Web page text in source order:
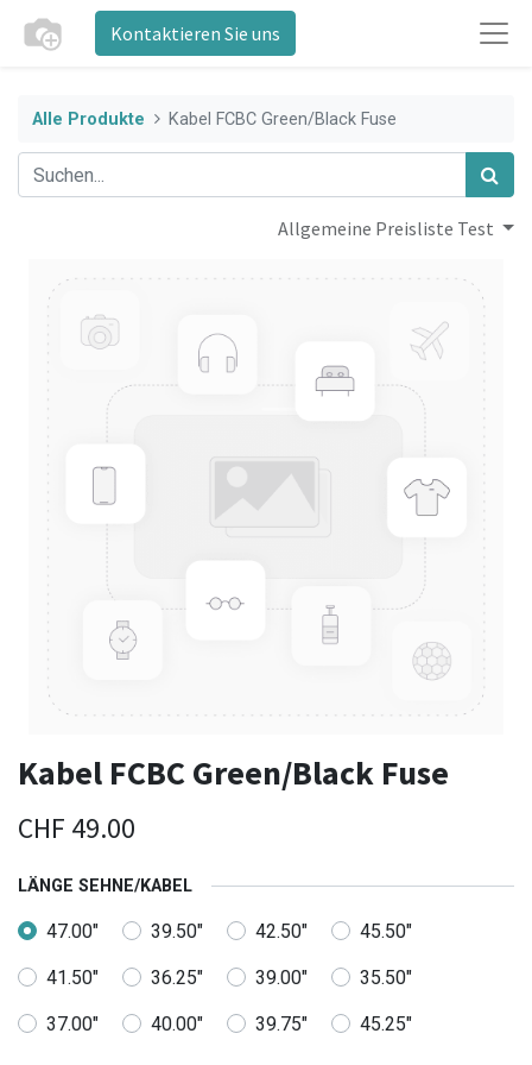
Kontaktieren Sie uns
Alle Produkte Kabel FCBC Green/Black Fuse
Allgemeine Preisliste Test
Kabel FCBC Green/Black Fuse
CHF 49.00
LÄNGE SEHNE/KABEL
47.00" 39.50" 42.50" 45.50"
41.50" 36.25" 39.00" 35.50"
37.00" 40.00" 39.75" 45.25"